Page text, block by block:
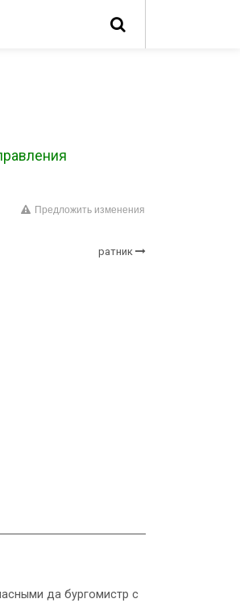
Предложить изменения
ратник
да бургомистр с